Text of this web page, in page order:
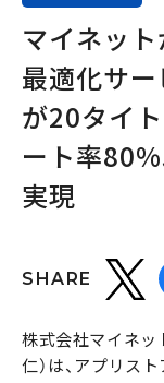
マイネッ
最適化サー
が20タイ
ート率
実現
SHARE
株式会社マイネッ
仁）は、アプリス